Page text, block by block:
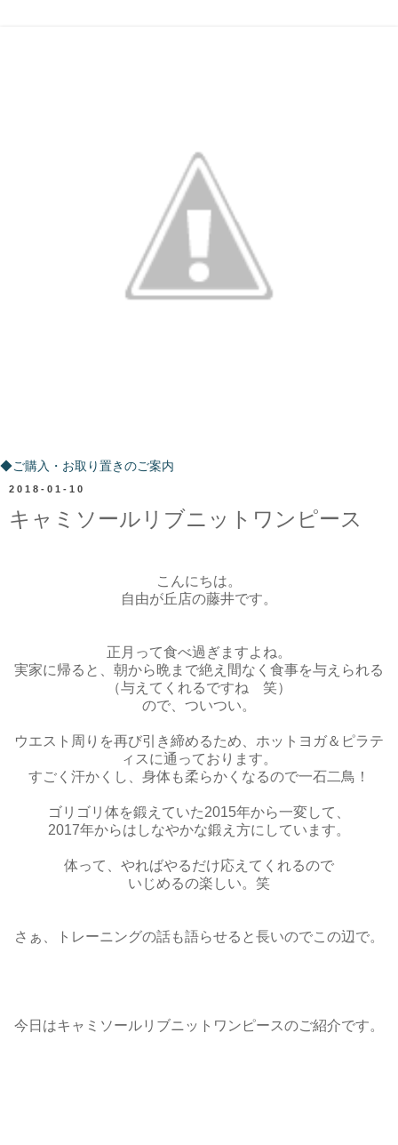
◆ご購入・お取り置きのご案内
2018-01-10
キャミソールリブニットワンピース
こんにちは。
自由が丘店の藤井です。
正月って食べ過ぎますよね。
実家に帰ると、朝から晩まで絶え間なく食事を与えられる
（与えてくれるですね 笑）
ので、ついつい。
ウエスト周りを再び引き締めるため、ホットヨガ＆ピラテ
ィスに通っております。
すごく汗かくし、身体も柔らかくなるので一石二鳥！
ゴリゴリ体を鍛えていた2015年から一変して、
2017年からはしなやかな鍛え方にしています。
体って、やればやるだけ応えてくれるので
いじめるの楽しい。笑
さぁ、トレーニングの話も語らせると長いのでこの辺で。
今日はキャミソールリブニットワンピースのご紹介です。